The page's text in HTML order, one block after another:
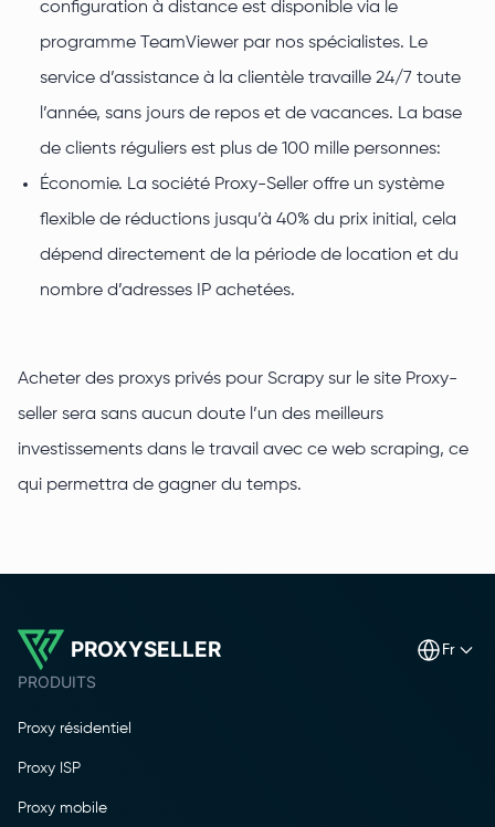
configuration à distance est disponible via le
programme TeamViewer par nos spécialistes. Le
service d’assistance à la clientèle travaille 24/7 toute
l’année, sans jours de repos et de vacances. La base
de clients réguliers est plus de 100 mille personnes:
Économie. La société Proxy-Seller offre un système
flexible de réductions jusqu’à 40% du prix initial, cela
dépend directement de la période de location et du
nombre d’adresses IP achetées.
Acheter des proxys privés pour Scrapy sur le site Proxy-
seller sera sans aucun doute l’un des meilleurs
investissements dans le travail avec ce web scraping, ce
qui permettra de gagner du temps.
PROXYSELLER fr
PRODUITS
Proxy résidentiel
Proxy ISP
Proxy mobile